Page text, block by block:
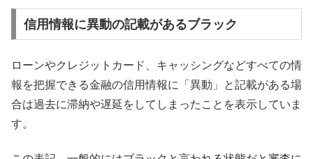
信用情報に異動の記載があるブラック
ローンやクレジットカード、キャッシングなどすべての情
報を把握できる金融の信用情報に「異動」と記載がある場
合は過去に滞納や遅延をしてしまったことを表示していま
す。